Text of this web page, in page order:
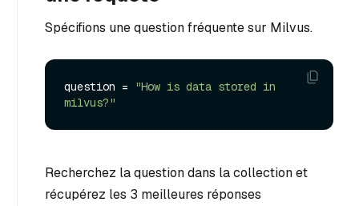
Spécifions une question fréquente sur Milvus.
question =
"How is data stored in
milvus?"
Recherchez la question dans la collection et
récupérez les 3 meilleures réponses